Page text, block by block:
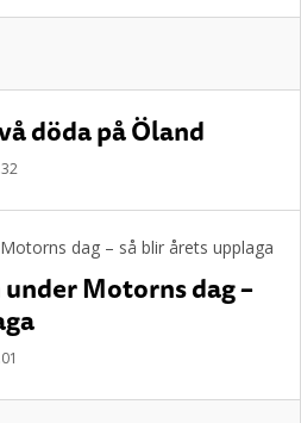
döda på Öland
Motorns dag –